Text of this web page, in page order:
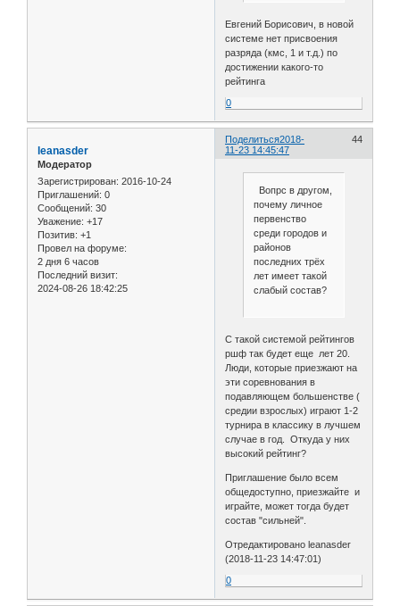
Евгений Борисович, в новой
системе нет присвоения
разряда (кмс, 1 и т.д.) по
достижении какого-то
рейтинга
0
Поделиться 44
2018-
11-23 14:45:47
leanasder
Модератор
Зарегистрирован: 2016-10-24
Приглашений: 0
Сообщений: 30
Уважение: +17
Позитив: +1
Провел на форуме:
2 дня 6 часов
Последний визит:
2024-08-26 18:42:25
Вопрс в другом,
почему личное
первенство
среди городов и
районов
последних трёх
лет имеет такой
слабый состав?
С такой системой рейтингов
ршф так будет еще лет 20.
Люди, которые приезжают на
эти соревнования в
подавляющем большенстве (
средии взрослых) играют 1-2
турнира в классику в лучшем
случае в год. Откуда у них
высокий рейтинг?
Приглашение было всем
общедоступно, приезжайте и
играйте, может тогда будет
состав "сильней".
Отредактировано leanasder
(2018-11-23 14:47:01)
0